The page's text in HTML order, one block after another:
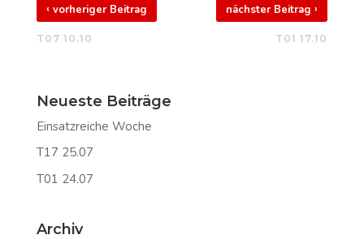
‹ vorheriger Beitrag
T07 10.10
nächster Beitrag›
T01 17.10
Neueste Beiträge
Einsatzreiche Woche
T17 25.07
T01 24.07
Archiv